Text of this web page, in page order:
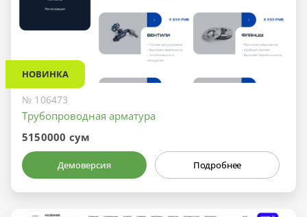
НОВИНКА
№ 106473
Трубопроводная арматура
5150000 сум
Демоверсия Подробнее